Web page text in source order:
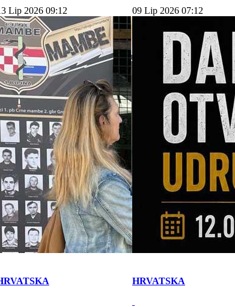
Lip 2026 09:12 09 Lip 2026 07:12
HRVATSKA